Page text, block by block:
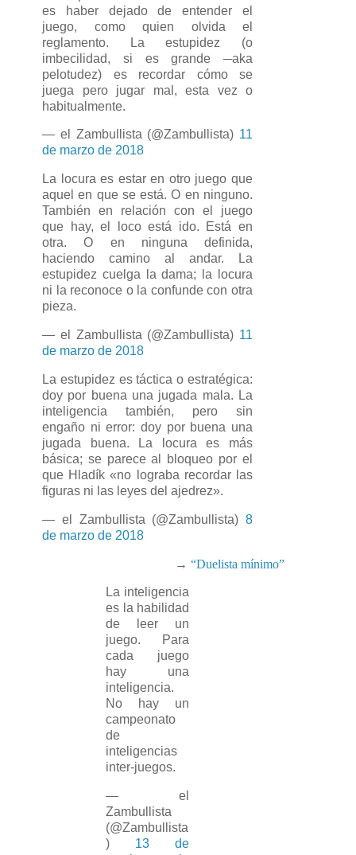
es haber dejado de entender el
juego, como quien olvida el
reglamento. La estupidez (o
imbecilidad, si es grande ─aka
pelotudez) es recordar cómo se
juega pero jugar mal, esta vez o
habitualmente.
— el Zambullista (@Zambullista) 11
de marzo de 2018
La locura es estar en otro juego que
aquel en que se está. O en ninguno.
También en relación con el juego
que hay, el loco está ido. Está en
otra. O en ninguna definida,
haciendo camino al andar. La
estupidez cuelga la dama; la locura
ni la reconoce o la confunde con otra
pieza.
— el Zambullista (@Zambullista) 11
de marzo de 2018
La estupidez es táctica o estratégica:
doy por buena una jugada mala. La
inteligencia también, pero sin
engaño ni error: doy por buena una
jugada buena. La locura es más
básica; se parece al bloqueo por el
que Hladík «no lograba recordar las
figuras ni las leyes del ajedrez».
— el Zambullista (@Zambullista) 8
de marzo de 2018
→ “Duelista mínimo”
La inteligencia
es la habilidad
de leer un
juego. Para
cada juego
hay una
inteligencia.
No hay un
campeonato
de
inteligencias
inter-juegos.
— el
Zambullista
(@Zambullista
) 13 de